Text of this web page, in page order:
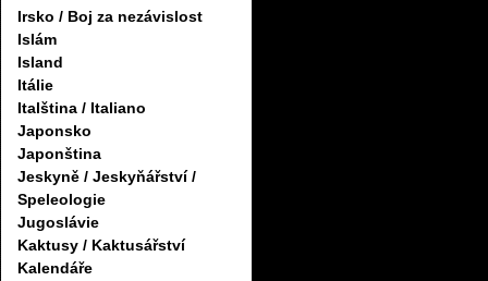
Irsko / Boj za nezávislost
Islám
Island
Itálie
Italština / Italiano
Japonsko
Japonština
Jeskyně / Jeskyňářství /
Speleologie
Jugoslávie
Kaktusy / Kaktusářství
Kalendáře